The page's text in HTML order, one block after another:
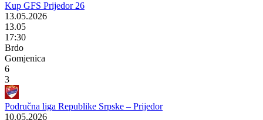
Kup GFS Prijedor 26
13.05.2026
13.05
17:30
Brdo
Gomjenica
6
3
Područna liga Republike Srpske – Prijedor
10.05.2026